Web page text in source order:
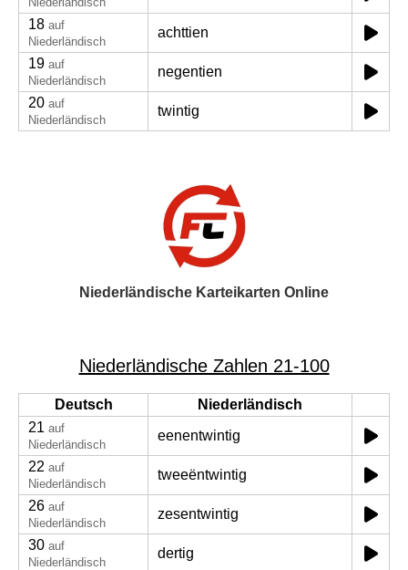
18 auf
Niederländisch
achttien
19 auf
Niederländisch
negentien
20 auf
Niederländisch
twintig
Niederländische Karteikarten Online
Niederländische Zahlen 21-100
Deutsch
Niederländisch
21 auf
Niederländisch
eenentwintig
22 auf
Niederländisch
tweeëntwintig
26 auf
Niederländisch
zesentwintig
30 auf
Niederländisch
dertig